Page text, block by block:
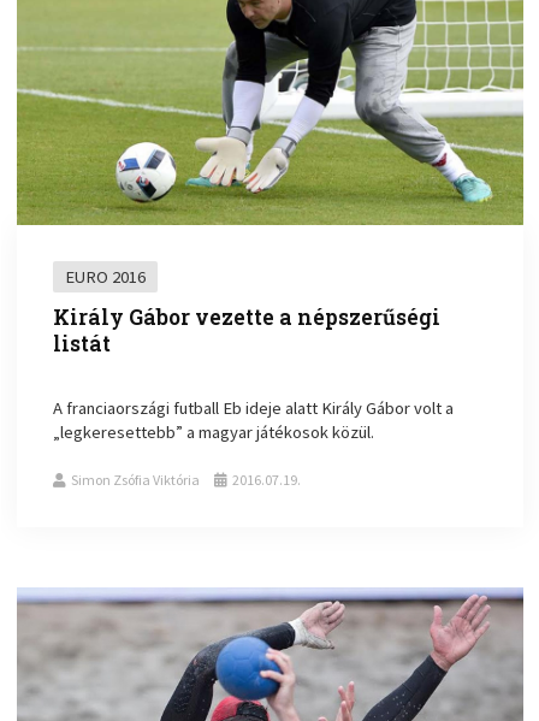
EURO 2016
Király Gábor vezette a népszerűségi
listát
A franciaországi futball Eb ideje alatt Király Gábor volt a
„legkeresettebb” a magyar játékosok közül.
Simon Zsófia Viktória 2016.07.19.